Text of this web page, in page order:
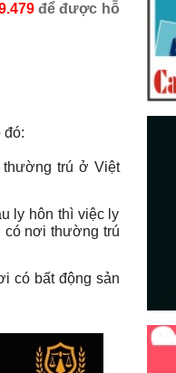
để được hỗ
đó:
trú ở Việt
ly hôn thì việc ly
có nơi thường trú
có bất động sản